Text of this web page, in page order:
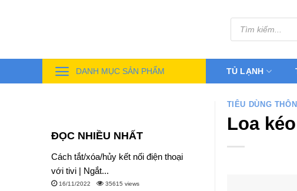
Tìm
kiếm
sản
DANH MỤC SẢN PHẨM TỦ LẠNH
ĐỌC NHIỀU NHẤT
Cách tắt/xóa/hủy kết nối điện thoại
với tivi | Ngắt...
16/11/2022 35615 views
TIÊU DÙNG
Loa